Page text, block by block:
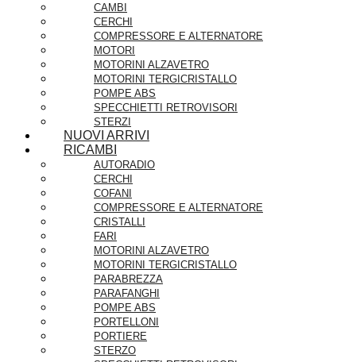
CAMBI
CERCHI
COMPRESSORE E ALTERNATORE
MOTORI
MOTORINI ALZAVETRO
MOTORINI TERGICRISTALLO
POMPE ABS
SPECCHIETTI RETROVISORI
STERZI
NUOVI ARRIVI
RICAMBI
AUTORADIO
CERCHI
COFANI
COMPRESSORE E ALTERNATORE
CRISTALLI
FARI
MOTORINI ALZAVETRO
MOTORINI TERGICRISTALLO
PARABREZZA
PARAFANGHI
POMPE ABS
PORTELLONI
PORTIERE
STERZO